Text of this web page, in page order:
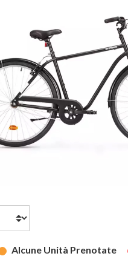
Alcune Unità Prenotate